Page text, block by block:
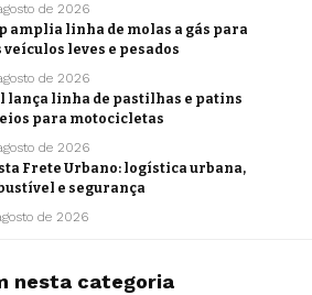
de 2026
amplia linha de molas a gás para
veículos leves e pesados
de 2026
lança linha de pastilhas e patins
para motocicletas
de 2026
Frete Urbano: logística urbana,
e segurança
de 2026
nesta categoria